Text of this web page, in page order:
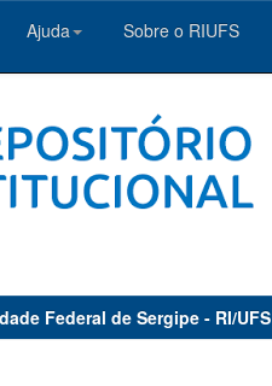
Ajuda Sobre o RIUFS
Federal de Sergipe - RI/UFS